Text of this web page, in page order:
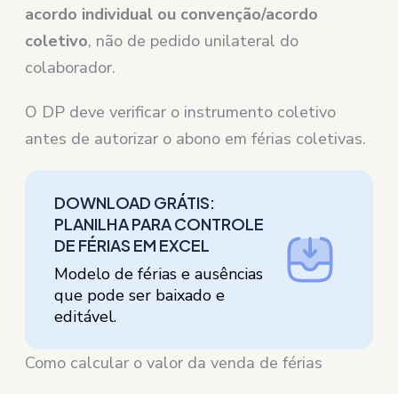
acordo individual ou convenção/acordo
coletivo, não de pedido unilateral do
colaborador.
O DP deve verificar o instrumento coletivo
antes de autorizar o abono em férias coletivas.
DOWNLOAD GRÁTIS:
PLANILHA PARA CONTROLE
DE FÉRIAS EM EXCEL
Modelo de férias e ausências
que pode ser baixado e
editável.
Como calcular o valor da venda de férias